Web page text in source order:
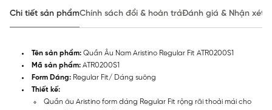
Chi tiết sản phẩmChính sách đổi & hoàn trảĐánh giá & Nhận xét
Tên sản phẩm: Quần Âu Nam Aristino Regular Fit ATR0200S1
Mã sản phẩm: ATR0200S1
Form Dáng: Regular Fit/ Dáng suông
Thiết kế:
Quần âu Aristino form dáng Regular Fit rộng rãi thoải mái cho